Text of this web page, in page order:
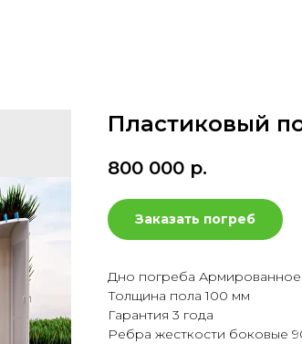
Пластиковый
800 000 р.
Заказать погреб
Дно погреба Армированное
Толщина пола 100 мм
Гарантия 3 года
Ребра жесткости боковые